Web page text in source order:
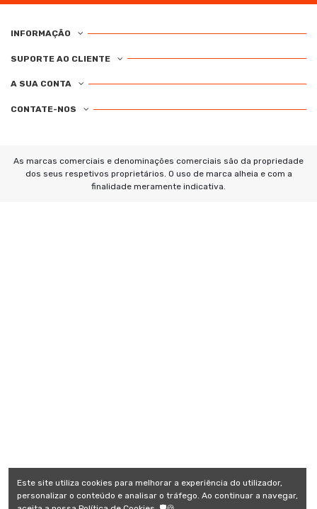
INFORMAÇÃO
SUPORTE AO CLIENTE
A SUA CONTA
CONTATE-NOS
As marcas comerciais e denominações comerciais são da propriedade
dos seus respetivos proprietários. O uso de marca alheia e com a
finalidade meramente indicativa.
Este site utiliza cookies para melhorar a experiência do utilizador,
personalizar o conteúdo e analisar o tráfego. Ao continuar a navegar,